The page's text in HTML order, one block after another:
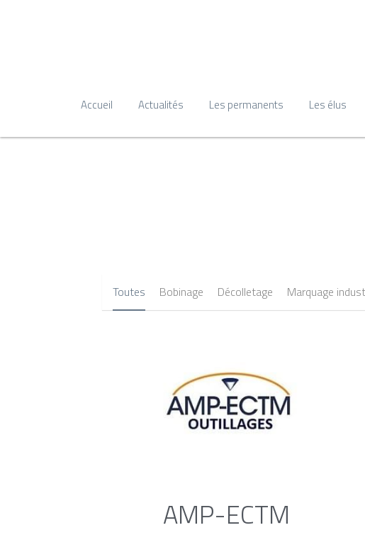
Accueil Actualités Les permanents Les élus
Toutes Bobinage Décolletage Marquage
AMP-ECTM